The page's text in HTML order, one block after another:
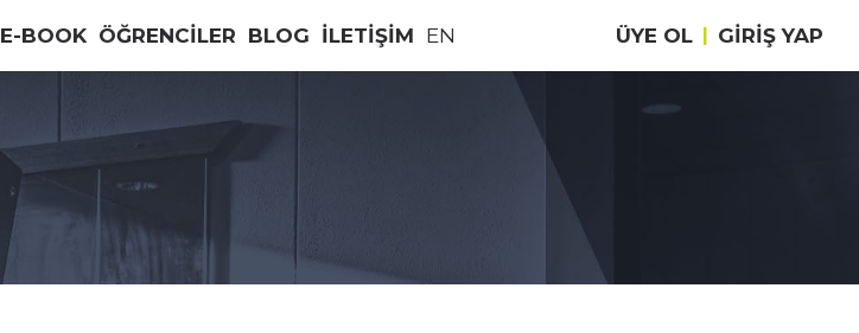
E-BOOK ÖĞRENCİLER BLOG İLETİŞİM EN ÜYE OL | GIRIŞ YAP